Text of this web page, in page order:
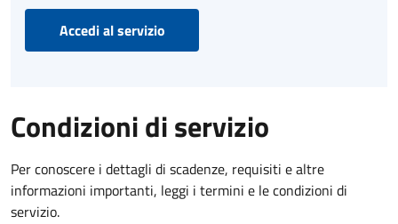
Accedi al servizio
Condizioni di servizio
Per conoscere i dettagli di scadenze, requisiti e altre
informazioni importanti, leggi i termini e le condizioni di
servizio.